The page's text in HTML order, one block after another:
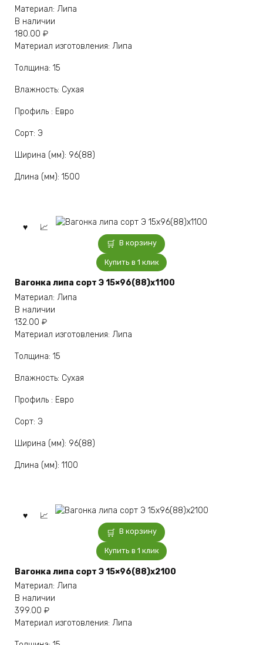
Материал: Липа
В наличии
180.00 ₽
Материал изготовления: Липа
Толщина: 15
Влажность: Сухая
Профиль : Евро
Сорт: Э
Ширина (мм): 96(88)
Длина (мм): 1500
В корзину
Купить в 1 клик
Вагонка липа сорт Э 15×96(88)x1100
Материал: Липа
В наличии
132.00 ₽
Материал изготовления: Липа
Толщина: 15
Влажность: Сухая
Профиль : Евро
Сорт: Э
Ширина (мм): 96(88)
Длина (мм): 1100
В корзину
Купить в 1 клик
Вагонка липа сорт Э 15×96(88)x2100
Материал: Липа
В наличии
399.00 ₽
Материал изготовления: Липа